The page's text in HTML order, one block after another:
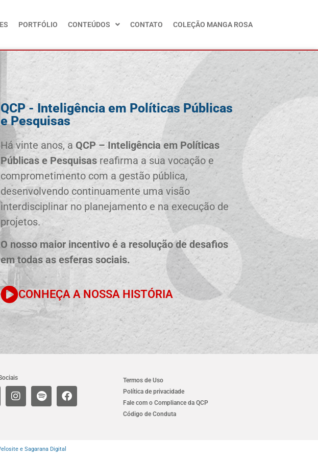
PORTFÓLIO CONTEÚDOS CONTATO COLEÇÃO MANGA ROSA
QCP - Inteligência em Políticas Públicas
e Pesquisas
Há vinte anos, a QCP – Inteligência em Políticas
Públicas e Pesquisas reafirma a sua vocação e
comprometimento com a gestão pública,
desenvolvendo continuamente uma visão
interdisciplinar no planejamento e na execução de
projetos.
O nosso maior incentivo é a resolução de desafios
em todas as esferas sociais.
CONHEÇA A NOSSA HISTÓRIA
Termos de Uso
Política de privacidade
Fale com o Compliance da QCP
Código de Conduta
e Sagarana Digital